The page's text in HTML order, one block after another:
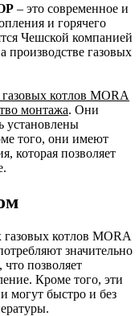
– это современное и
и горячего
Чешской компанией
производстве газовых
котлов MORA
монтажа. Они
установлены
того, они имеют
которая позволяет
котлов MORA
значительно
позволяет
Кроме того, эти
могут быстро и без